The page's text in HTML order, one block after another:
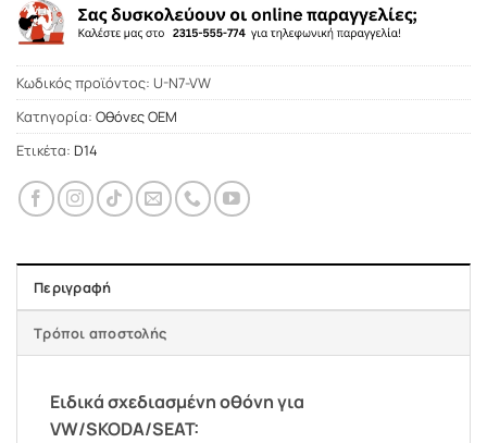
Κωδικός προϊόντος: U-N7-VW
Κατηγορία: Οθόνες OEM
Ετικέτα: D14
Περιγραφή
Τρόποι αποστολής
Ειδικά σχεδιασμένη οθόνη για
VW/SKODA/SEAT: